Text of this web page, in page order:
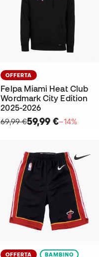
OFFERTA
Felpa Miami Heat Club
Wordmark City Edition
2025-2026
69,99 €59,99 €−14%
OFFERTA BAMBINO